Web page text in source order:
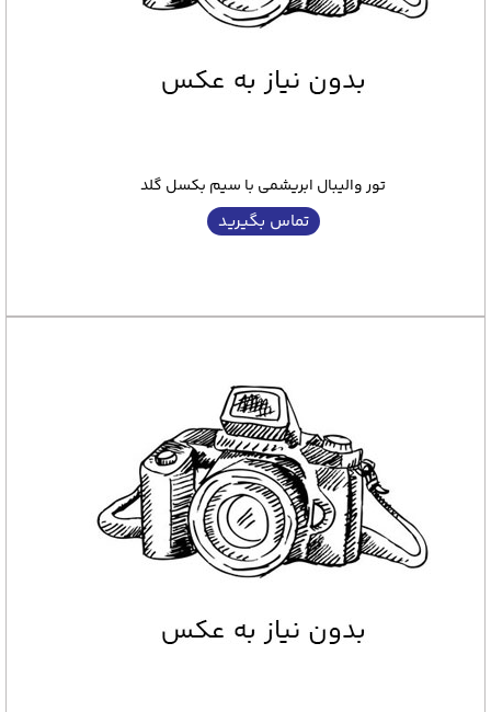
تور والیبال ابریشمی با سیم بکسل گلد
تماس بگیرید